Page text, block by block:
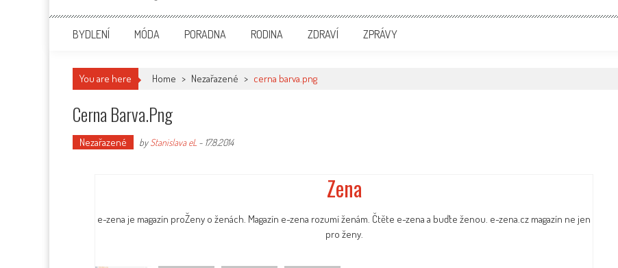
Ekompetence
eKompetence web spol. Press Media. Vydáme vaše tiskové zprávy na zpravodajských portálech. Press Media. Kde vydat Tiskovou zprávu? Na portále eKompetence
BYDLENÍ MÓDA PORADNA RODINA ZDRAVÍ ZPRÁVY
You are here Home > Nezařazené > cerna barva.png
Cerna Barva.png
Nezařazené byStanislava eL - 17.8.2014
Zena
e-zena je magazín proŽeny o ženách. Magazín e-zena rozumí ženám. Čtěte e-zena a buďte ženou. e-zena.cz magazín ne jen
pro ženy.